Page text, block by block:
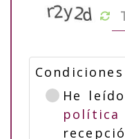
He
política